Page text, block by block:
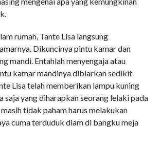
rumah, Tante Lisa langsung
Dikuncinya pintu kamar dan
mandi. Entahlah menyengaja atau
kamar mandinya dibiarkan sedikit
Lisa telah memberikan lampu kuning
saja yang diharapkan seorang lelaki pada
tidak paham harus melakukan
cuma terduduk diam di bangku meja